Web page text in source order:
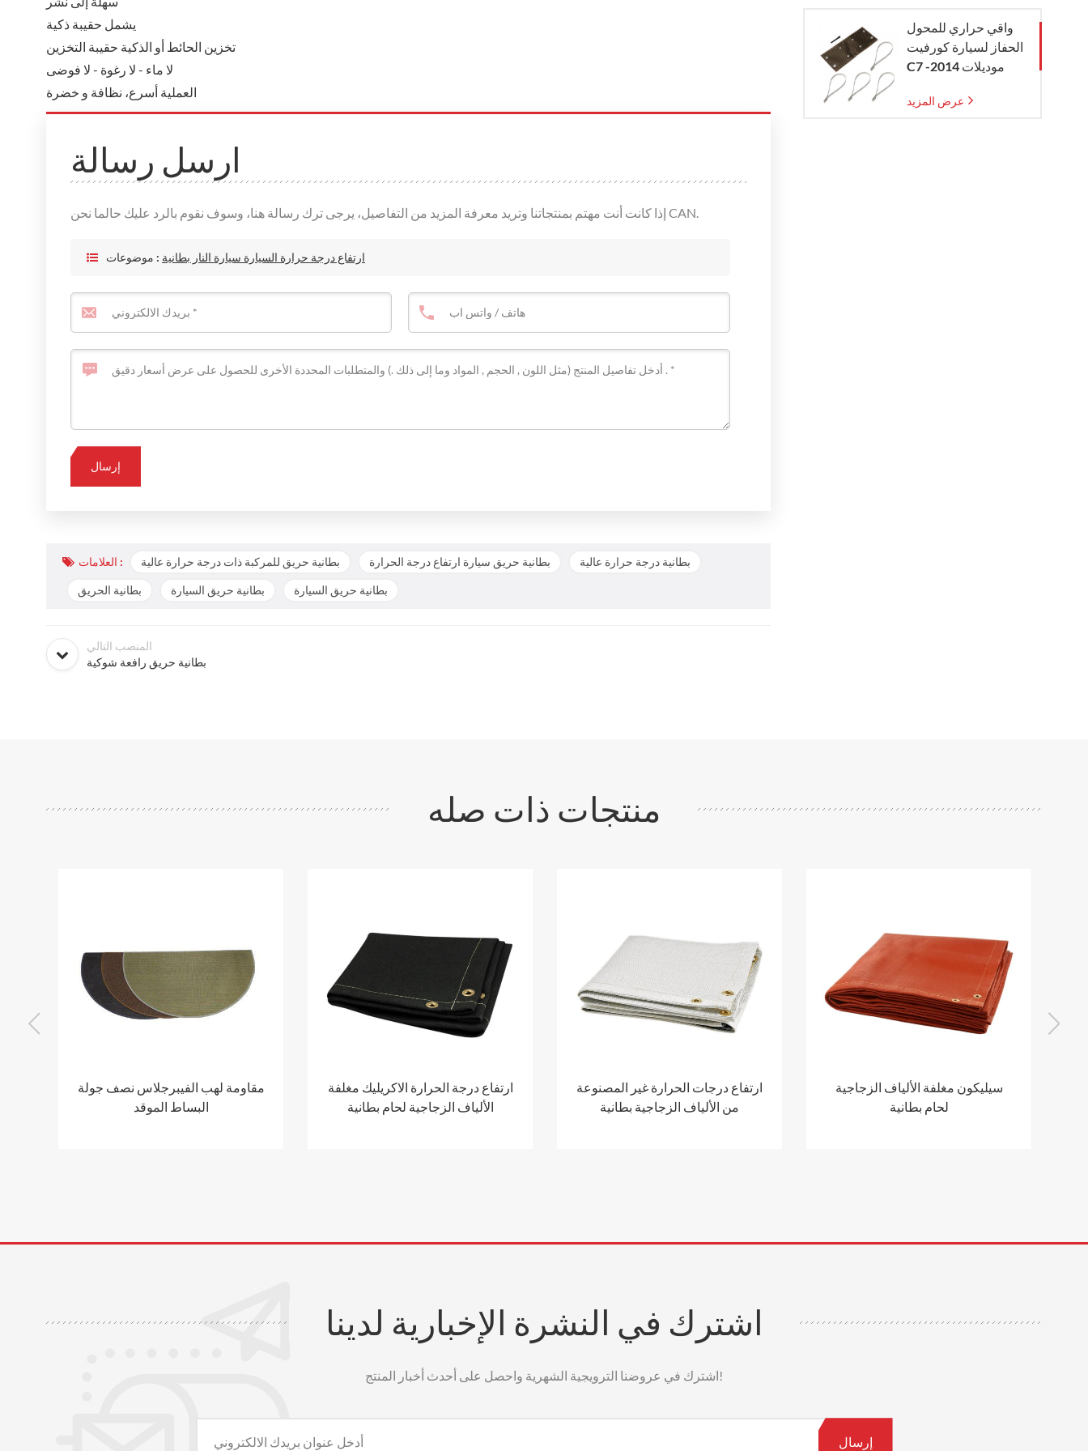
يشمل حقيبة ذكية
تخزين الحائط أو الذكية حقيبة التخزين
لا ماء - لا رغوة - لا فوضى
العملية أسرع، نظافة و خضرة
ارسل رسالة
إذا كانت أنت مهتم بمنتجاتنا وتريد معرفة المزيد من التفاصيل، يرجى ترك رسالة هنا، وسوف نقوم بالرد عليك حالما نحن CAN.
موضوعات : ارتفاع درجة حرارة السيارة سيارة النار بطانية
العلامات : بطانية حريق للمركبة ذات درجة حرارة عالية بطانية حريق سيارة ارتفاع درجة الحرارة بطانية درجة حرارة عالية
بطانية الحريق بطانية حريق السيارة بطانية حريق السيارة
المنصب التالي
بطانية حريق رافعة شوكية
واقي حراري للمحول
الحفاز لسيارة كورفيت
C7 موديلات 2014-
عرض المزيد
منتجات ذات صله
مقاومة لهب الفيبرجلاس نصف جولة
البساط الموقد
ارتفاع درجة الحرارة الاكريليك مغلفة
الألياف الزجاجية لحام بطانية
ارتفاع درجات الحرارة غير المصنوعة
من الألياف الزجاجية بطانية
سيليكون مغلفة الألياف الزجاجية
لحام بطانية
اشترك في النشرة الإخبارية لدينا
اشترك في عروضنا الترويجية الشهرية واحصل على أحدث أخبار المنتج!